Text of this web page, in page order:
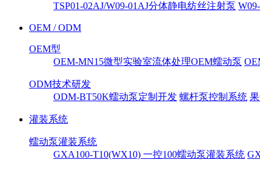
TSP01-02AJ/W09-01AJ分体静电纺丝注射泵
OEM / ODM
OEM型
OEM-MN15微型实验室流体处理OEM蠕动泵
ODM技术研发
ODM-BT50K蠕动泵定制开发 螺杆泵控制系统
灌装系统
蠕动泵灌装系统
GXA100-T10(WX10) 一控100蠕动泵灌装系统